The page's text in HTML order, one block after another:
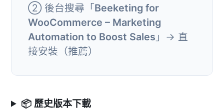
② 後台搜尋「Beeketing for
WooCommerce – Marketing
Automation to Boost Sales 」→ 直
接安裝（推薦）
📦 歷史版本下載